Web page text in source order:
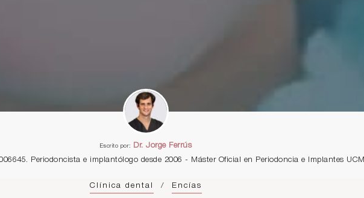
Escrito por:
Dr. Jorge Ferrús
Periodoncista e implantólogo desde 2006 - Máster Oficial en Periodoncia e Implantes UCM
Clínica dental / Encías